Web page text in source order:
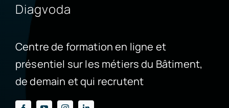
Diagvoda
Centre de formation en ligne et
présentiel sur les métiers du Bâtiment,
de demain et qui recrutent